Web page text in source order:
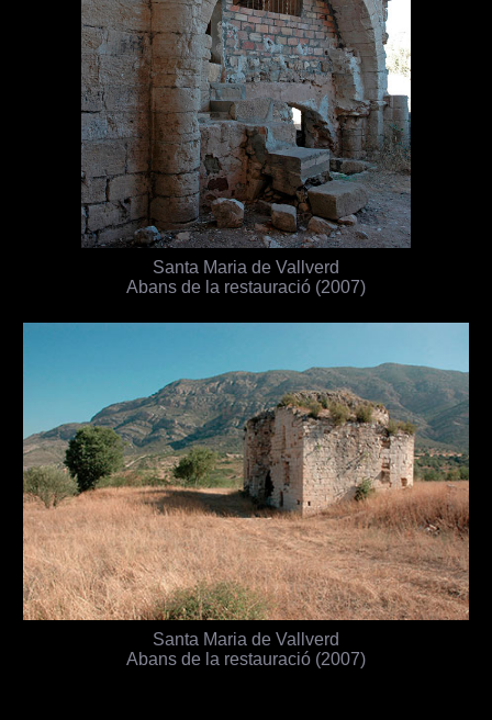
Santa Maria de Vallverd
Abans de la restauració (2007)
Santa Maria de Vallverd
Abans de la restauració (2007)